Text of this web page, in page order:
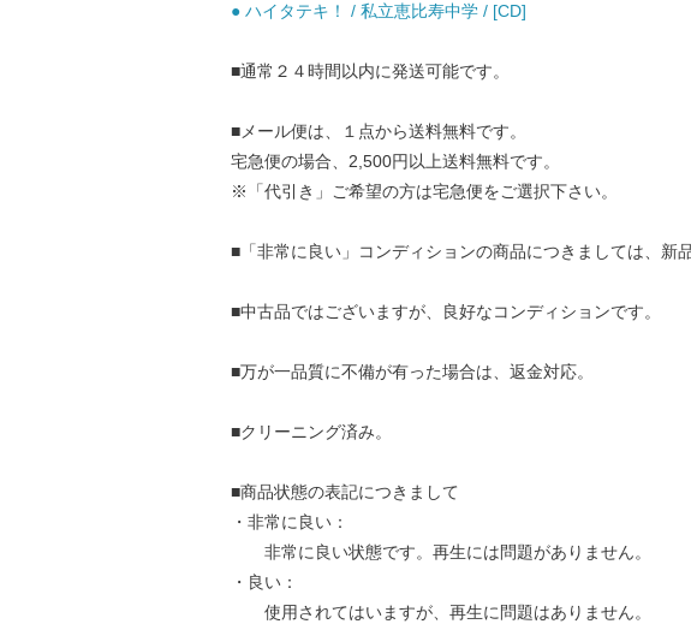
● ハイタテキ！ / 私立恵比寿中学 / [CD]
■通常２４時間以内に発送可能です。
■メール便は、１点から送料無料です。
宅急便の場合、2,500円以上送料無料です。
※「代引き」ご希望の方は宅急便をご選択下さい。
■「非常に良い」コンディションの商品につきましては、新
■中古品ではございますが、良好なコンディションです。
■万が一品質に不備が有った場合は、返金対応。
■クリーニング済み。
■商品状態の表記につきまして
・非常に良い：
非常に良い状態です。再生には問題がありません。
・良い：
使用されてはいますが、再生に問題はありません。